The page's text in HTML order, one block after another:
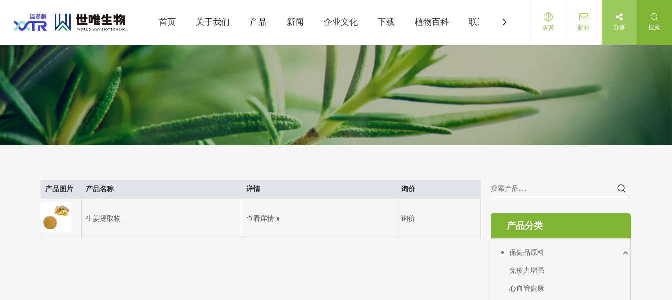
首页 关于我们 产品 新闻 企业文化 下载 植物百科 联系我们
语言 邮箱 分享 搜索
产品图片 产品名称 详情 询价
生姜提取物 查看详情 » 询价
产品分类
保健品原料
免疫力增强
心血管健康